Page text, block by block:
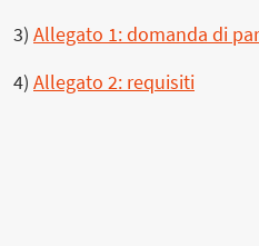
3) Allegato 1: domanda di
4) Allegato 2: requisiti